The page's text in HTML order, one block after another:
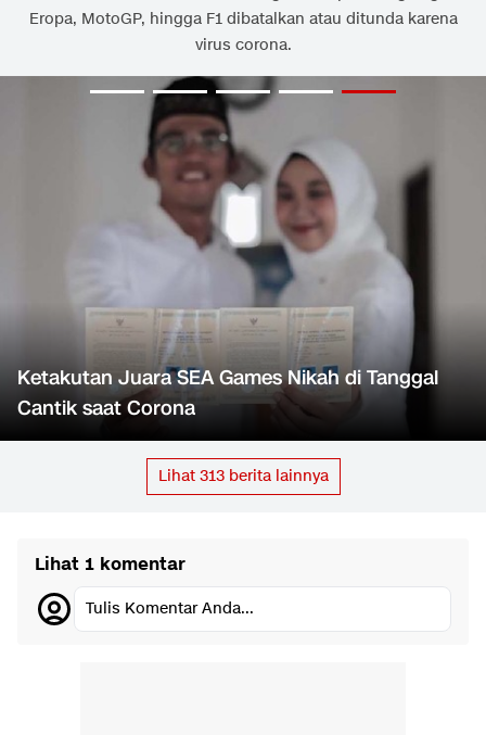
Eropa, MotoGP, hingga F1 dibatalkan atau ditunda karena
virus corona.
Ketakutan Juara SEA Games Nikah di Tanggal
Cantik saat Corona
Lihat 313berita lainnya
Lihat 1 komentar
Tulis Komentar Anda...